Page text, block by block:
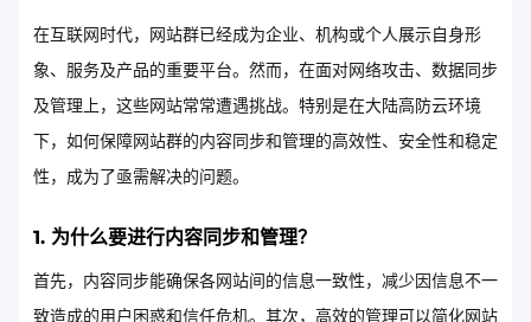
在互联网时代，网站群已经成为企业、机构或个人展示自身形
象、服务及产品的重要平台。然而，在面对网络攻击、数据同步
及管理上，这些网站常常遭遇挑战。特别是在大陆高防云环境
下，如何保障网站群的内容同步和管理的高效性、安全性和稳定
性，成为了亟需解决的问题。
1. 为什么要进行内容同步和管理？
首先，内容同步能确保各网站间的信息一致性，减少因信息不一
致造成的用户困惑和信任危机。其次，高效的管理可以简化网站